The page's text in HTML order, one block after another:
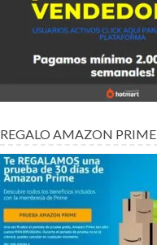
REGALO AMAZON PRIME